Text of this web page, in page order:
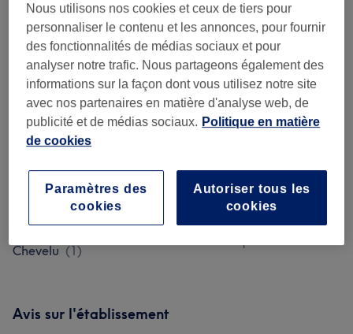
Femme - Coupe De Cheveux Et
Coiffure
à partir de 15 €
Homme - Coupe De Cheveux Et
Barbier (4 )
à partir de 10 €
Non Mis En Ligne 3) à partir de 17 €
Soin Des Cheveux Et Du Cuir
Chevelu (1)
Avis sur l'établissement
Nous utilisons nos cookies et ceux de tiers pour
personnaliser le contenu et les annonces, pour fournir
des fonctionnalités de médias sociaux et pour
analyser notre trafic. Nous partageons également des
informations sur la façon dont vous utilisez notre site
avec nos partenaires en matière d'analyse web, de
publicité et de médias sociaux. Politique en matière
de cookies
Autoriser tous les
cookies
Paramètres des
cookies